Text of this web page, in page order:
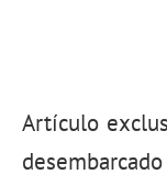
Artículo